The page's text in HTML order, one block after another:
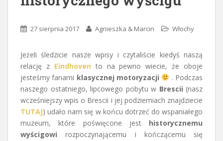
27 sierpnia 2017 Agnieszka & Marcin Włochy
Jeżeli śledzicie nasze wpisy i czytaliście kiedyś naszą
relację z Eindhoven to na pewno wiecie, że oboje
jesteśmy fanami klasycznej motoryzacji
. Podczas
naszego ostatniego, lipcowego pobytu w Brescii (nasz
wcześniejszy wpis o Brescii i jej podziemiach znajdziecie
TUTAJ) udało nam się w końcu dotrzeć do wspaniałego
muzeum, które poświęcone jest historycznemu
wyścigowi rozpoczynającemu i kończącemu się